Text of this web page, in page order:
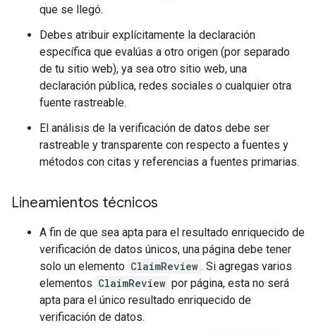
que se llegó.
Debes atribuir explícitamente la declaración
específica que evalúas a otro origen (por separado
de tu sitio web), ya sea otro sitio web, una
declaración pública, redes sociales o cualquier otra
fuente rastreable.
El análisis de la verificación de datos debe ser
rastreable y transparente con respecto a fuentes y
métodos con citas y referencias a fuentes primarias.
Lineamientos técnicos
A fin de que sea apta para el resultado enriquecido de
verificación de datos únicos, una página debe tener
solo un elemento ClaimReview . Si agregas varios
elementos ClaimReview por página, esta no será
apta para el único resultado enriquecido de
verificación de datos.